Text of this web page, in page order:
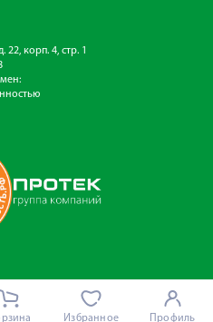
корп. 4, стр. 1
Избранное Профиль